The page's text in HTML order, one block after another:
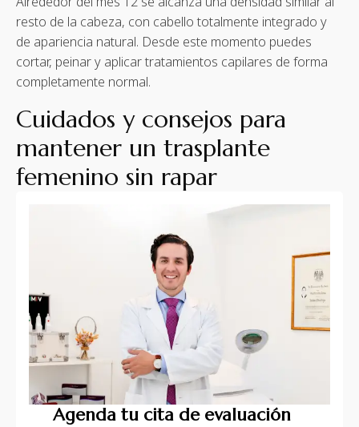
resto de la cabeza, con cabello totalmente integrado y
de apariencia natural. Desde este momento puedes
cortar, peinar y aplicar tratamientos capilares de forma
completamente normal.
Cuidados y consejos para
mantener un trasplante
femenino sin rapar
Agenda tu cita de evaluación